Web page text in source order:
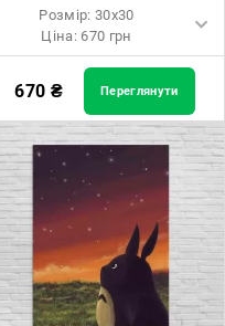
Розмір: 30x30
Ціна: 670 грн
Розмір: 30x30 Ціна: 670 грн
Розмір: 40x40 Ціна: 840 грн
Розмір: 50x50 Ціна: 970 грн
Розмір: 60x60 Ціна: 1290 грн
Розмір: 70x70 Ціна: 1550 грн
670 ₴ Переглянути